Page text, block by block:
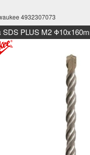
4932307073
PLUS M2